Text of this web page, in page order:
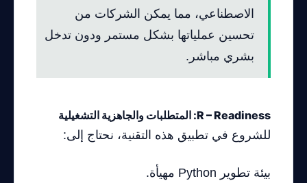
الاصطناعي، مما يمكن الشركات من
تحسين عملياتها بشكل مستمر ودون تدخل
بشري مباشر.
R – Readiness: المتطلبات والجاهزية التشغيلية
للشروع في تطبيق هذه التقنية، نحتاج إلى:
بيئة تطوير Python مهيأة.